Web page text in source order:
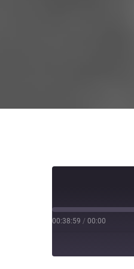
00:00
/
00:38:59